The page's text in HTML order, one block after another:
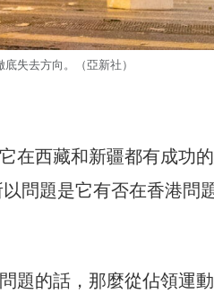
失去方向。（亞新社）
在西藏和新疆都有成功
問題是它有否在香港問
題的話，那麼從佔領運